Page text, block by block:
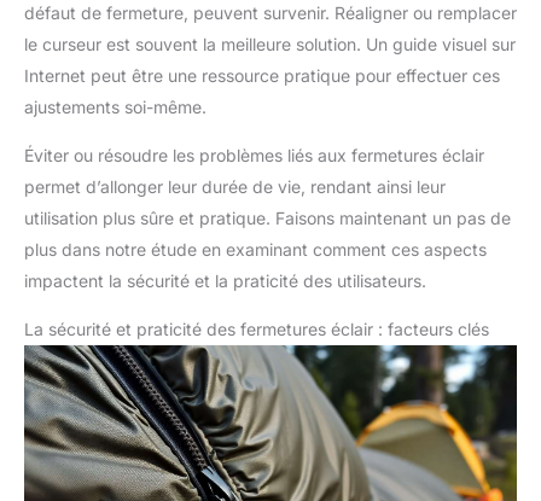
défaut de fermeture, peuvent survenir. Réaligner ou remplacer
le curseur est souvent la meilleure solution. Un guide visuel sur
Internet peut être une ressource pratique pour effectuer ces
ajustements soi-même.
Éviter ou résoudre les problèmes liés aux fermetures éclair
permet d’allonger leur durée de vie, rendant ainsi leur
utilisation plus sûre et pratique. Faisons maintenant un pas de
plus dans notre étude en examinant comment ces aspects
impactent la sécurité et la praticité des utilisateurs.
La sécurité et praticité des fermetures éclair : facteurs clés